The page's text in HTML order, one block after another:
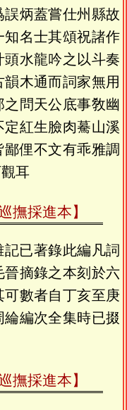
炳蓋嘗仕州縣故
名士其頌祝諸作
水龍吟之以斗奏
木通而詞家無用
問天公底事敎幽
紅生臉肉驀山溪
俚不文有乖雅調
耳
撫採進本】
已著錄此編凡詞
摘錄之本刻於六
數者自丁亥至庚
編次全集時已掇
撫採進本】